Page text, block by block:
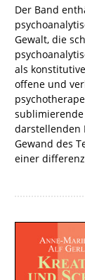
Der Band
Gewalt, die
als
offene und
darstellenden
Gewand des
einer